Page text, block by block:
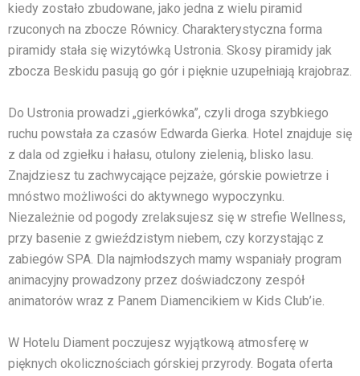
kiedy zostało zbudowane, jako jedna z wielu piramid
rzuconych na zbocze Równicy. Charakterystyczna forma
piramidy stała się wizytówką Ustronia. Skosy piramidy jak
zbocza Beskidu pasują go gór i pięknie uzupełniają krajobraz.
Do Ustronia prowadzi „gierkówka”, czyli droga szybkiego
ruchu powstała za czasów Edwarda Gierka. Hotel znajduje się
z dala od zgiełku i hałasu, otulony zielenią, blisko lasu.
Znajdziesz tu zachwycające pejzaże, górskie powietrze i
mnóstwo możliwości do aktywnego wypoczynku.
Niezależnie od pogody zrelaksujesz się w strefie Wellness,
przy basenie z gwieździstym niebem, czy korzystając z
zabiegów SPA. Dla najmłodszych mamy wspaniały program
animacyjny prowadzony przez doświadczony zespół
animatorów wraz z Panem Diamencikiem w Kids Club’ie.
W Hotelu Diament poczujesz wyjątkową atmosferę w
pięknych okolicznościach górskiej przyrody. Bogata oferta